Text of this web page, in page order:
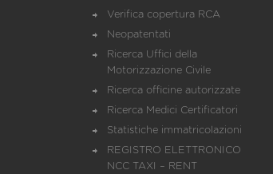
Verifica copertura RCA
Neopatentati
Ricerca Uffici della
Motorizzazione Civile
Ricerca officine autorizzate
Ricerca Medici Certificatori
Statistiche immatricolazioni
REGISTRO ELETTRONICO
NCC TAXI – RENT